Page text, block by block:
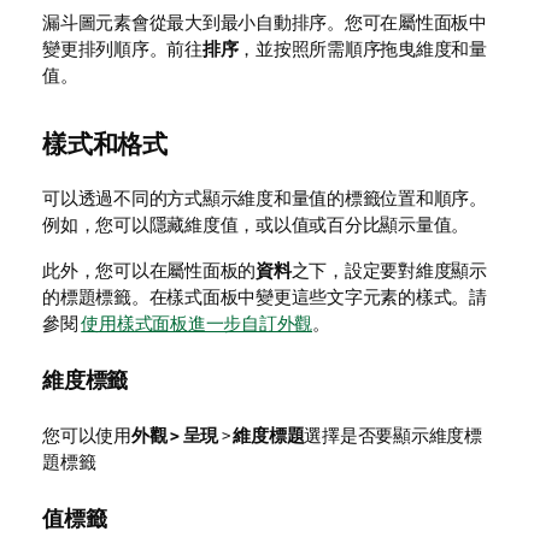
漏斗圖元素會從最大到最小自動排序。您可在屬性面板中
變更排列順序。前往排序，並按照所需順序拖曳維度和量
值。
樣式和格式
可以透過不同的方式顯示維度和量值的標籤位置和順序。
例如，您可以隱藏維度值，或以值或百分比顯示量值。
此外，您可以在屬性面板的資料之下，設定要對維度顯示
的標題標籤。在樣式面板中變更這些文字元素的樣式。請
參閱使用樣式面板進一步自訂外觀。
維度標籤
您可以使用外觀 > 呈現>維度標題選擇是否要顯示維度標
題標籤
值標籤